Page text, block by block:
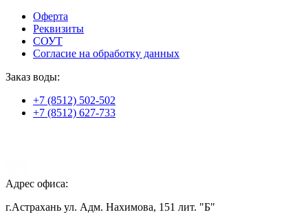
Оферта
Реквизиты
СОУТ
Согласие на обработку данных
Заказ воды:
+7 (8512) 502-502
+7 (8512) 627-733
Адрес офиса:
г.Астрахань ул. Адм. Нахимова, 151 лит. "Б"